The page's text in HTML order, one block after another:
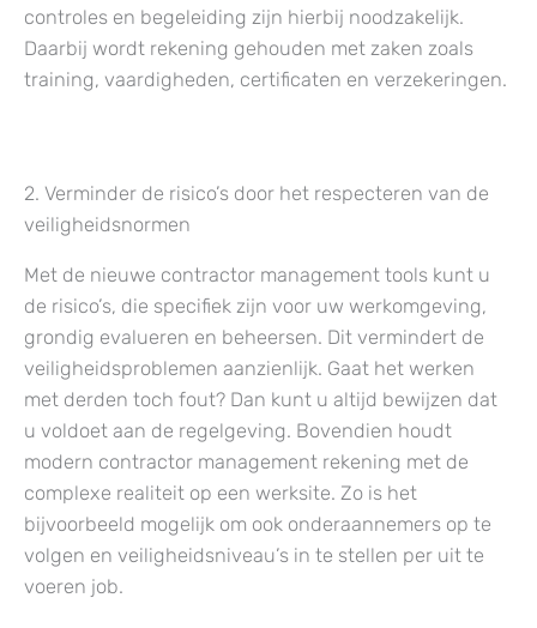
controles en begeleiding zijn hierbij noodzakelijk.
Daarbij wordt rekening gehouden met zaken zoals
training, vaardigheden, certificaten en verzekeringen.
2. Verminder de risico’s door het respecteren van de
veiligheidsnormen
Met de nieuwe contractor management tools kunt u
de risico’s, die specifiek zijn voor uw werkomgeving,
grondig evalueren en beheersen. Dit vermindert de
veiligheidsproblemen aanzienlijk. Gaat het werken
met derden toch fout? Dan kunt u altijd bewijzen dat
u voldoet aan de regelgeving. Bovendien houdt
modern contractor management rekening met de
complexe realiteit op een werksite. Zo is het
bijvoorbeeld mogelijk om ook onderaannemers op te
volgen en veiligheidsniveau’s in te stellen per uit te
voeren job.